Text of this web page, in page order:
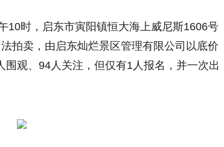
10时，启东市寅阳镇恒大海上威尼斯1606号
拍卖，由启东灿烂景区管理有限公司以底价
观、94人关注，但仅有1人报名，并一次出